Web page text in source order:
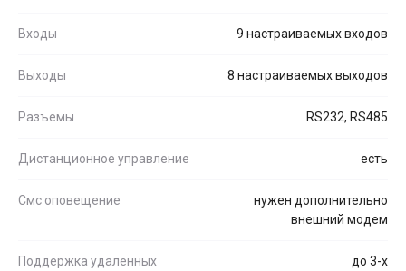
Входы 9 настраиваемых входов
Выходы 8 настраиваемых выходов
Разъемы RS232, RS485
Дистанционное управление есть
Смс оповещение
нужен дополнительно
внешний модем
Поддержка удаленных
до 3-х